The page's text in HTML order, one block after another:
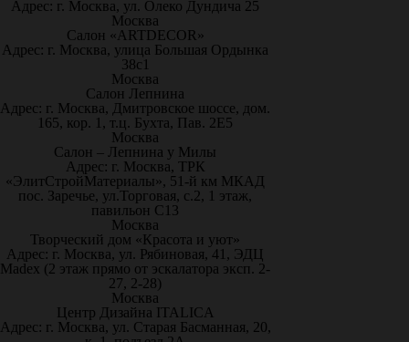
Адрес: г. Москва, ул. Олеко Дундича 25
Москва
Салон «ARTDECOR»
Адрес: г. Москва, улица Большая Ордынка
38с1
Москва
Салон Лепнина
Адрес: г. Москва, Дмитровское шоссе, дом.
165, кор. 1, т.ц. Бухта, Пав. 2Е5
Москва
Салон – Лепнина у Милы
Адрес: г. Москва, ТРК
«ЭлитСтройМатериалы», 51-й км МКАД
пос. Заречье, ул.Торговая, с.2, 1 этаж,
павильон С13
Москва
Творческий дом «Красота и уют»
Адрес: г. Москва, ул. Рябиновая, 41, ЭДЦ
Madex (2 этаж прямо от эскалатора эксп. 2-
27, 2-28)
Москва
Центр Дизайна ITALICA
Адрес: г. Москва, ул. Старая Басманная, 20,